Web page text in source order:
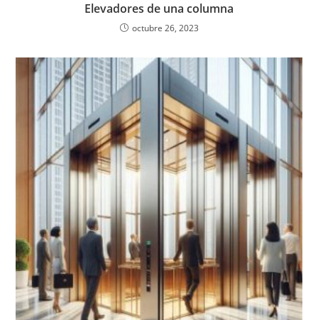
Elevadores de una columna
octubre 26, 2023